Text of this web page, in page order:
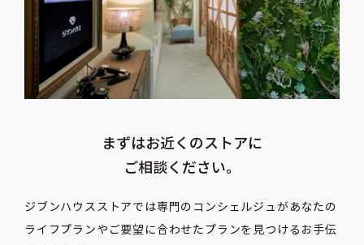
まずはお近くのストアに
ご相談ください。
ジブンハウスストアでは専門のコンシェルジュがあなたの
ライフプランや ご要望に合わせたプランを見つけるお手伝